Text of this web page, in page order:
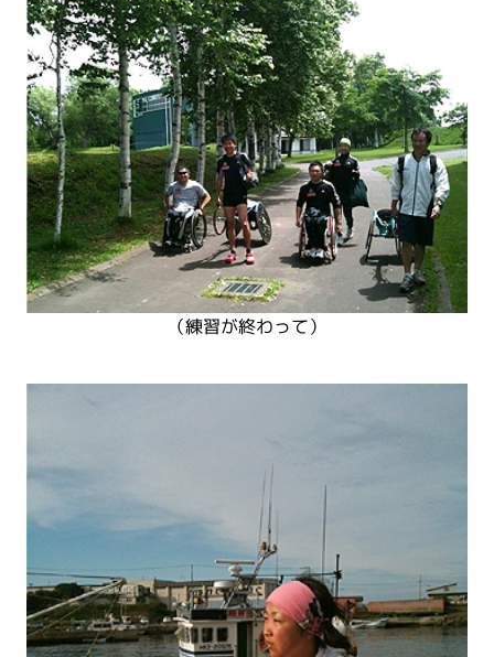
（練習が終わって）